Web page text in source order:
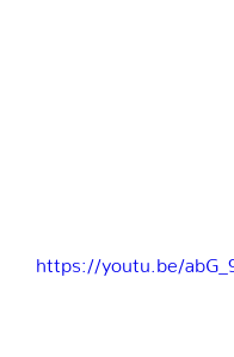
https://youtu.be/